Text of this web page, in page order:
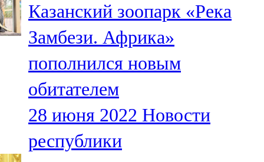
107,0 FM
Яр Чаллы
105,5 FM
Казанский зоопарк «Река
Замбези. Африка»
пополнился новым
обитателем
28 июня 2022 Новости
республики